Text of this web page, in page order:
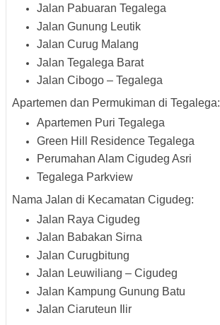
Jalan Pabuaran Tegalega
Jalan Gunung Leutik
Jalan Curug Malang
Jalan Tegalega Barat
Jalan Cibogo – Tegalega
Apartemen dan Permukiman di Tegalega:
Apartemen Puri Tegalega
Green Hill Residence Tegalega
Perumahan Alam Cigudeg Asri
Tegalega Parkview
Nama Jalan di Kecamatan Cigudeg:
Jalan Raya Cigudeg
Jalan Babakan Sirna
Jalan Curugbitung
Jalan Leuwiliang – Cigudeg
Jalan Kampung Gunung Batu
Jalan Ciaruteun Ilir